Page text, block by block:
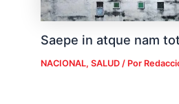
Saepe in atque nam
NACIONAL, SALUD/ Por